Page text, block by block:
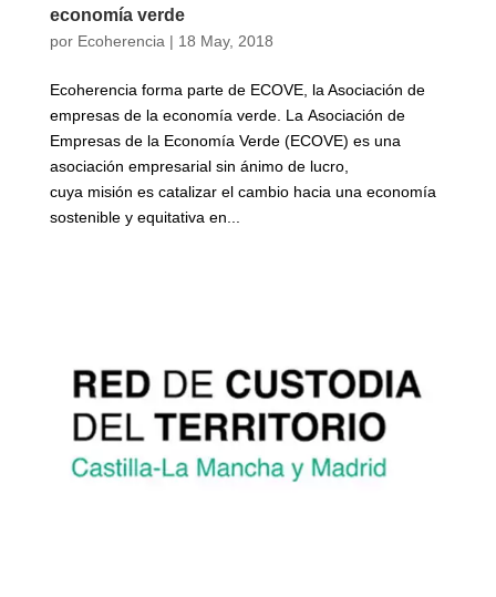
economía verde
por Ecoherencia| 18 May, 2018
Ecoherencia forma parte de ECOVE, la Asociación de
empresas de la economía verde. La Asociación de
Empresas de la Economía Verde (ECOVE) es una
asociación empresarial sin ánimo de lucro,
cuya misión es catalizar el cambio hacia una economía
sostenible y equitativa en...